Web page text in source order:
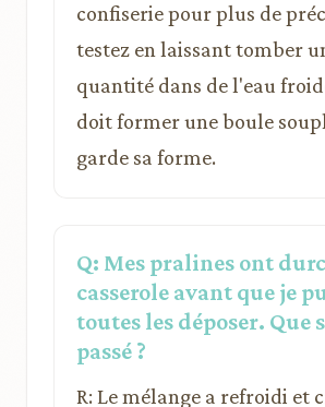
confiserie pour plus de
testez en laissant tomber
quantité dans de l'eau
doit former une boule
garde sa forme.
Q: Mes pralines ont
casserole avant que je
toutes les déposer. Que
passé ?
R: Le mélange a refroidi et